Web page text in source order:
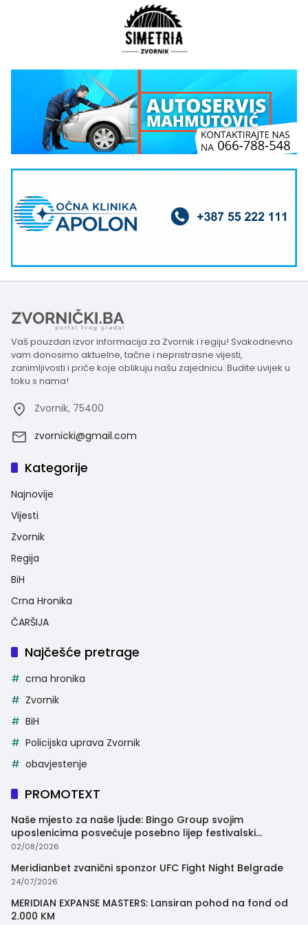
Vaš pouzdan izvor informacija za Zvornik i regiju! Svakodnevno
vam donosimo aktuelne, tačne i nepristrasne vijesti,
zanimljivosti i priče koje oblikuju našu zajednicu. Budite uvijek u
toku s nama!
Zvornik, 75400
zvornicki@gmail.com
Kategorije
Najnovije
Vijesti
Zvornik
Regija
BiH
Crna Hronika
ČARŠIJA
Najčešće pretrage
crna hronika
Zvornik
BiH
Policijska uprava Zvornik
obavjestenje
PROMOTEXT
Naše mjesto za naše ljude: Bingo Group svojim
uposlenicima posvećuje posebno lijep festivalski
trenutak
02/08/2026
Meridianbet zvanični sponzor UFC Fight Night Belgrade
24/07/2026
MERIDIAN EXPANSE MASTERS: Lansiran pohod na fond od
2.000 KM